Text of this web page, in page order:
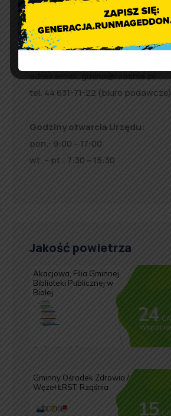
ul. 1 Maja 37
98 – 332 Rząśnia
tel. 44 631-71-22 (biuro podawcze)
Godziny otwarcia Urzędu:
pon.: 9:00 – 17:00
wt. – pt.: 7:30 – 15:30
Jakość powietrza